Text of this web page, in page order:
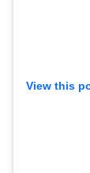
View this